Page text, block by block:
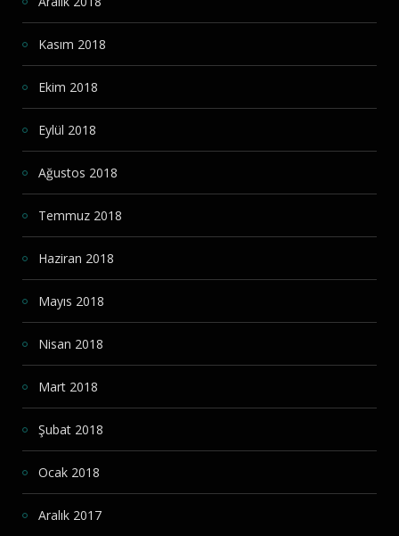
Kasım 2018
Ekim 2018
Eylül 2018
Ağustos 2018
Temmuz 2018
Haziran 2018
Mayıs 2018
Nisan 2018
Mart 2018
Şubat 2018
Ocak 2018
Aralık 2017